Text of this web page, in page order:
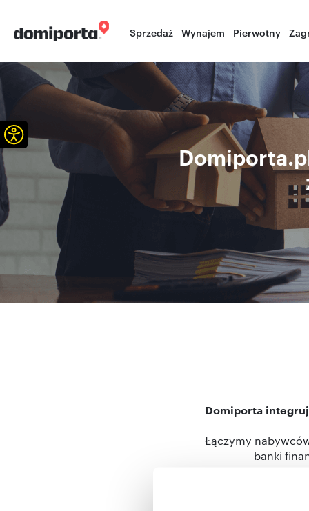
Sprzedaż Wynajem Pierwotny
Domiporta
Łączymy
banki
Otwórz pasek narzędzi